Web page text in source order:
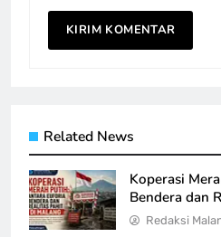
Related News
Koperasi
Bendera dan
Redaksi